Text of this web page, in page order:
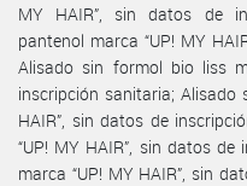
MY HAIR”, sin datos de
pantenol marca “UP! MY
Alisado sin formol bio liss
inscripción sanitaria; Alisado
HAIR”, sin datos de
“UP! MY HAIR”, sin datos
marca “UP! MY HAIR”, sin